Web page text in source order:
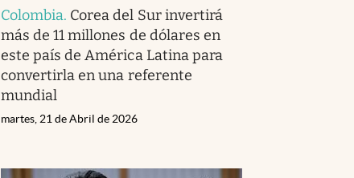
Colombia. Corea del Sur invertirá
más de 11 millones de dólares en
este país de América Latina para
convertirla en una referente
mundial
martes, 21 de Abril de 2026